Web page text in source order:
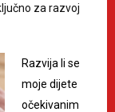
za razvoj
Razvija li se
moje dijete
očekivanim